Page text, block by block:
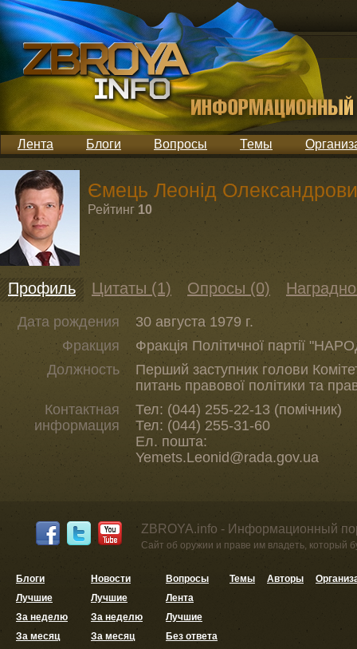
Лента Блоги Вопросы Темы
Ємець Леонід
Рейтинг 10
Профиль Цитаты (1) Опросы (0)
Дата рождения
30 августа 1979 г.
Фракция
Фракція Політичної партії
Должность
Перший заступник голови
питань правової політики та
Контактная
информация
Тел: (044) 255-22-13 (помічник)
Тел: (044) 255-31-60
Ел. пошта:
Yemets.Leonid@rada.gov.ua
ZBROYA.info - Информационный
Сайт об оружии и праве им владеть, который
Блоги
Лучшие
За неделю
За месяц
Новости
Лучшие
За неделю
За месяц
Вопросы
Лента
Лучшие
Без ответа
Темы Авторы